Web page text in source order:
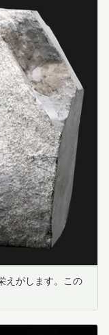
えがします。この